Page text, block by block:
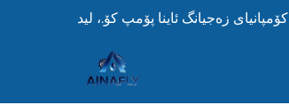
کۆمپانیای زه‌جیانگ ئاینا پۆمپ کۆ.، لید